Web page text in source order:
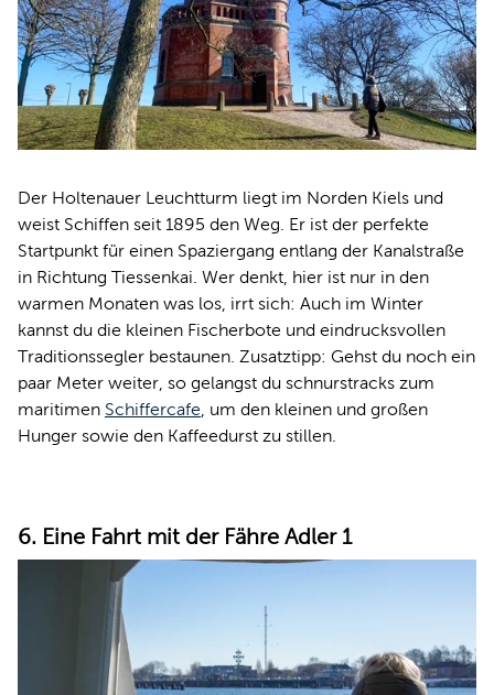
Der Holtenauer Leuchtturm liegt im Norden Kiels und
weist Schiffen seit 1895 den Weg. Er ist der perfekte
Startpunkt für einen Spaziergang entlang der Kanalstraße
in Richtung Tiessenkai. Wer denkt, hier ist nur in den
warmen Monaten was los, irrt sich: Auch im Winter
kannst du die kleinen Fischerbote und eindrucksvollen
Traditionssegler bestaunen. Zusatztipp: Gehst du noch ein
paar Meter weiter, so gelangst du schnurstracks zum
maritimen Schiffercafe , um den kleinen und großen
Hunger sowie den Kaffeedurst zu stillen.
6. Eine Fahrt mit der Fähre Adler 1